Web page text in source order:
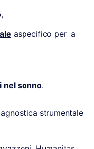
,
aspecifico per la
nel sonno.
strumentale